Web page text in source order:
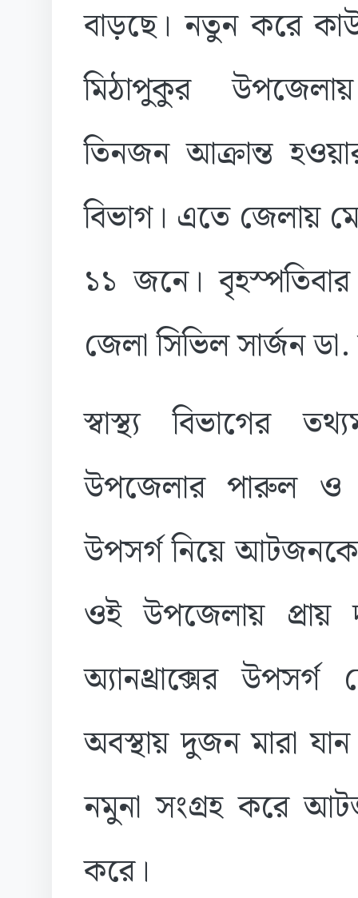
বাড়ছে। নতুন করে
মিঠাপুকুর
তিনজন আক্রান্ত
বিভাগ। এতে জেলায়
১১ জনে।
জেলা সিভিল সার্জন
স্বাস্থ্য বিভাগের
উপজেলার পারুল ও
উপসর্গ নিয়ে
ওই উপজেলায় প্রায়
অ্যানথ্রাক্সের
অবস্থায় দুজন মারা
নমুনা সংগ্রহ করে
করে।